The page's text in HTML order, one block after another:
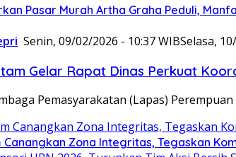
Pasar Murah Artha Graha Peduli,
Senin, 09/02/2026 - 10:37 WIBSelasa,
Gelar Rapat Dinas Perkuat
Pemasyarakatan (Lapas)
Zona Integritas, Tegaskan